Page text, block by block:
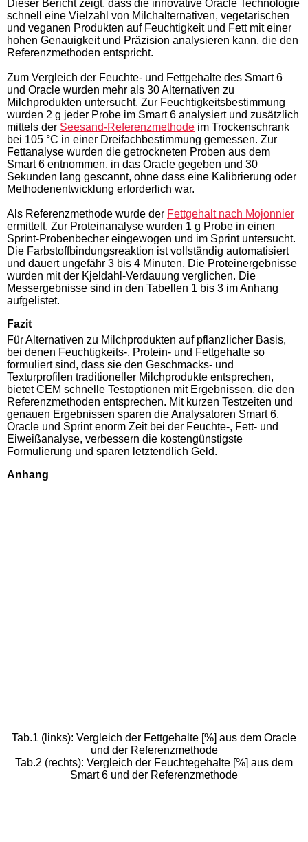
Dieser Bericht zeigt, dass die innovative Oracle Technologie
schnell eine Vielzahl von Milchalternativen, vegetarischen
und veganen Produkten auf Feuchtigkeit und Fett mit einer
hohen Genauigkeit und Präzision analysieren kann, die den
Referenzmethoden entspricht.
Zum Vergleich der Feuchte- und Fettgehalte des Smart 6
und Oracle wurden mehr als 30 Alternativen zu
Milchprodukten untersucht. Zur Feuchtigkeitsbestimmung
wurden 2 g jeder Probe im Smart 6 analysiert und zusätzlich
mittels der Seesand-Referenzmethode im Trockenschrank
bei 105 °C in einer Dreifachbestimmung gemessen. Zur
Fettanalyse wurden die getrockneten Proben aus dem
Smart 6 entnommen, in das Oracle gegeben und 30
Sekunden lang gescannt, ohne dass eine Kalibrierung oder
Methodenentwicklung erforderlich war.
Als Referenzmethode wurde der Fettgehalt nach Mojonnier
ermittelt. Zur Proteinanalyse wurden 1 g Probe in einen
Sprint-Probenbecher eingewogen und im Sprint untersucht.
Die Farbstoffbindungsreaktion ist vollständig automatisiert
und dauert ungefähr 3 bis 4 Minuten. Die Proteinergebnisse
wurden mit der Kjeldahl-Verdauung verglichen. Die
Messergebnisse sind in den Tabellen 1 bis 3 im Anhang
aufgelistet.
Fazit
Für Alternativen zu Milchprodukten auf pflanzlicher Basis,
bei denen Feuchtigkeits-, Protein- und Fettgehalte so
formuliert sind, dass sie den Geschmacks- und
Texturprofilen traditioneller Milchprodukte entsprechen,
bietet CEM schnelle Testoptionen mit Ergebnissen, die den
Referenzmethoden entsprechen. Mit kurzen Testzeiten und
genauen Ergebnissen sparen die Analysatoren Smart 6,
Oracle und Sprint enorm Zeit bei der Feuchte-, Fett- und
Eiweißanalyse, verbessern die kostengünstigste
Formulierung und sparen letztendlich Geld.
Anhang
Tab.1 (links): Vergleich der Fettgehalte [%] aus dem Oracle
und der Referenzmethode
Tab.2 (rechts): Vergleich der Feuchtegehalte [%] aus dem
Smart 6 und der Referenzmethode